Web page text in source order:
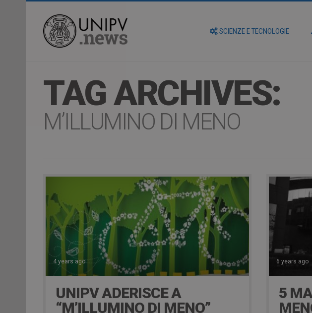
SCIENZE E TECNOLOGIE
TAG ARCHIVES:
M’ILLUMINO DI MENO
4 years ago
UNIPV ADERISCE A
“M’ILLUMINO DI MENO”
6 years ago
5